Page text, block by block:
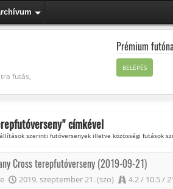
futás,
Prémium
BELÉPÉS
" címkével
szerinti futóversenyek illetve közösségi futások
Cross terepfutóverseny (2019-09-21)
2019. szeptember 21. (szo)
4.2 / 10.5 /